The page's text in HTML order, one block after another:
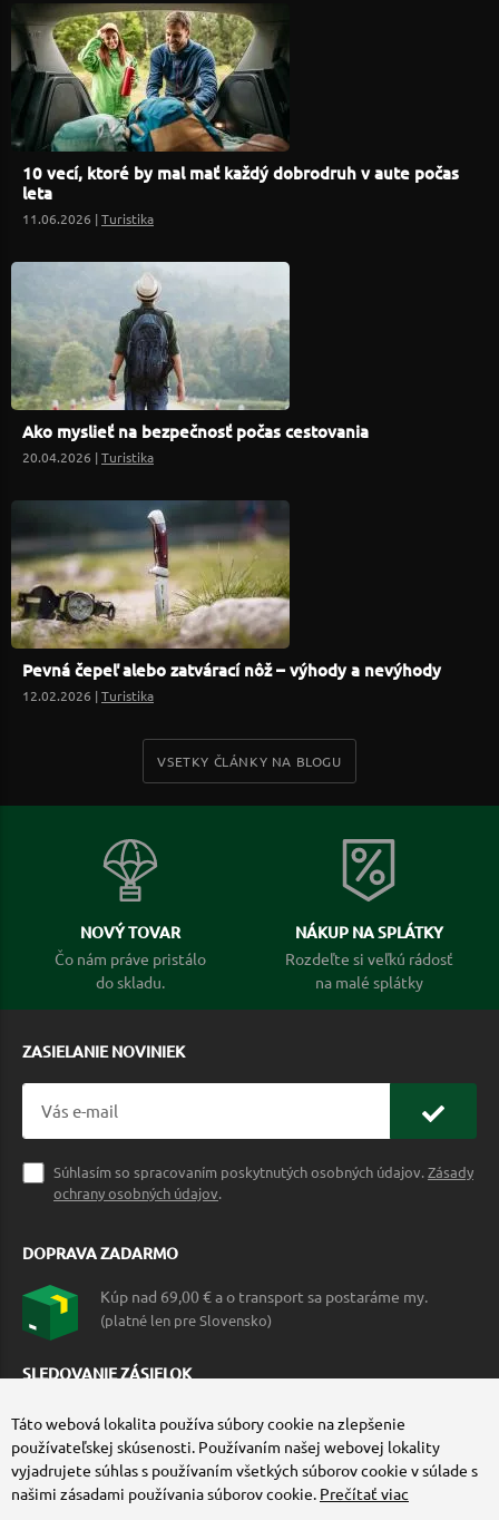
10 vecí, ktoré by mal mať každý dobrodruh v aute počas
leta
11.06.2026 |Turistika
Ako myslieť na bezpečnosť počas cestovania
20.04.2026 |Turistika
Pevná čepeľ alebo zatvárací nôž – výhody a nevýhody
12.02.2026 |Turistika
VSETKY ČLÁNKY NA BLOGU
NOVÝ TOVAR
Čo nám práve pristálo
do skladu.
NÁKUP NA SPLÁTKY
Rozdeľte si veľkú rádosť
na malé splátky
ZASIELANIE NOVINIEK
Súhlasím so spracovaním poskytnutých osobných údajov.Zásady
ochrany osobných údajov.
DOPRAVA ZADARMO
Kúp nad 69,00 € a o transport sa postaráme my.
(platné len pre Slovensko)
SLEDOVANIE ZÁSIELOK
Táto webová lokalita používa súbory cookie na zlepšenie
používateľskej skúsenosti. Používaním našej webovej lokality
vyjadrujete súhlas s používaním všetkých súborov cookie v súlade s
našimi zásadami používania súborov cookie. Prečítať viac